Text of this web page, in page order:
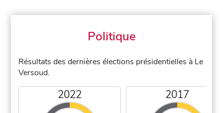
Politique
Résultats des dernières élections présidentielles à Le
Versoud.
2022 2017